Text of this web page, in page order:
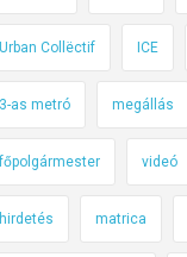
Urban Collëctif ICE
3-as metró megállás
főpolgármester videó
hirdetés matrica